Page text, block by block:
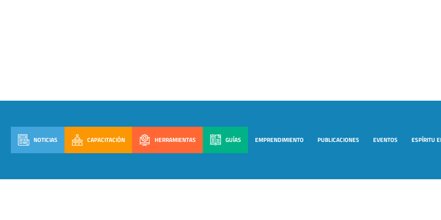
NOTICIAS CAPACITACIÓN HERRAMIENTAS GUÍAS EMPRENDIMIENTO PUBLICACIONES EVENTOS ESPÍRITU